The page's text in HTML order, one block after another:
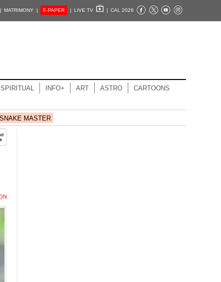
| MATRIMONY | E-PAPER | LIVE TV | CAL 2026
SPIRITUAL INFO+ ART ASTRO CARTOONS
SNAKE MASTER